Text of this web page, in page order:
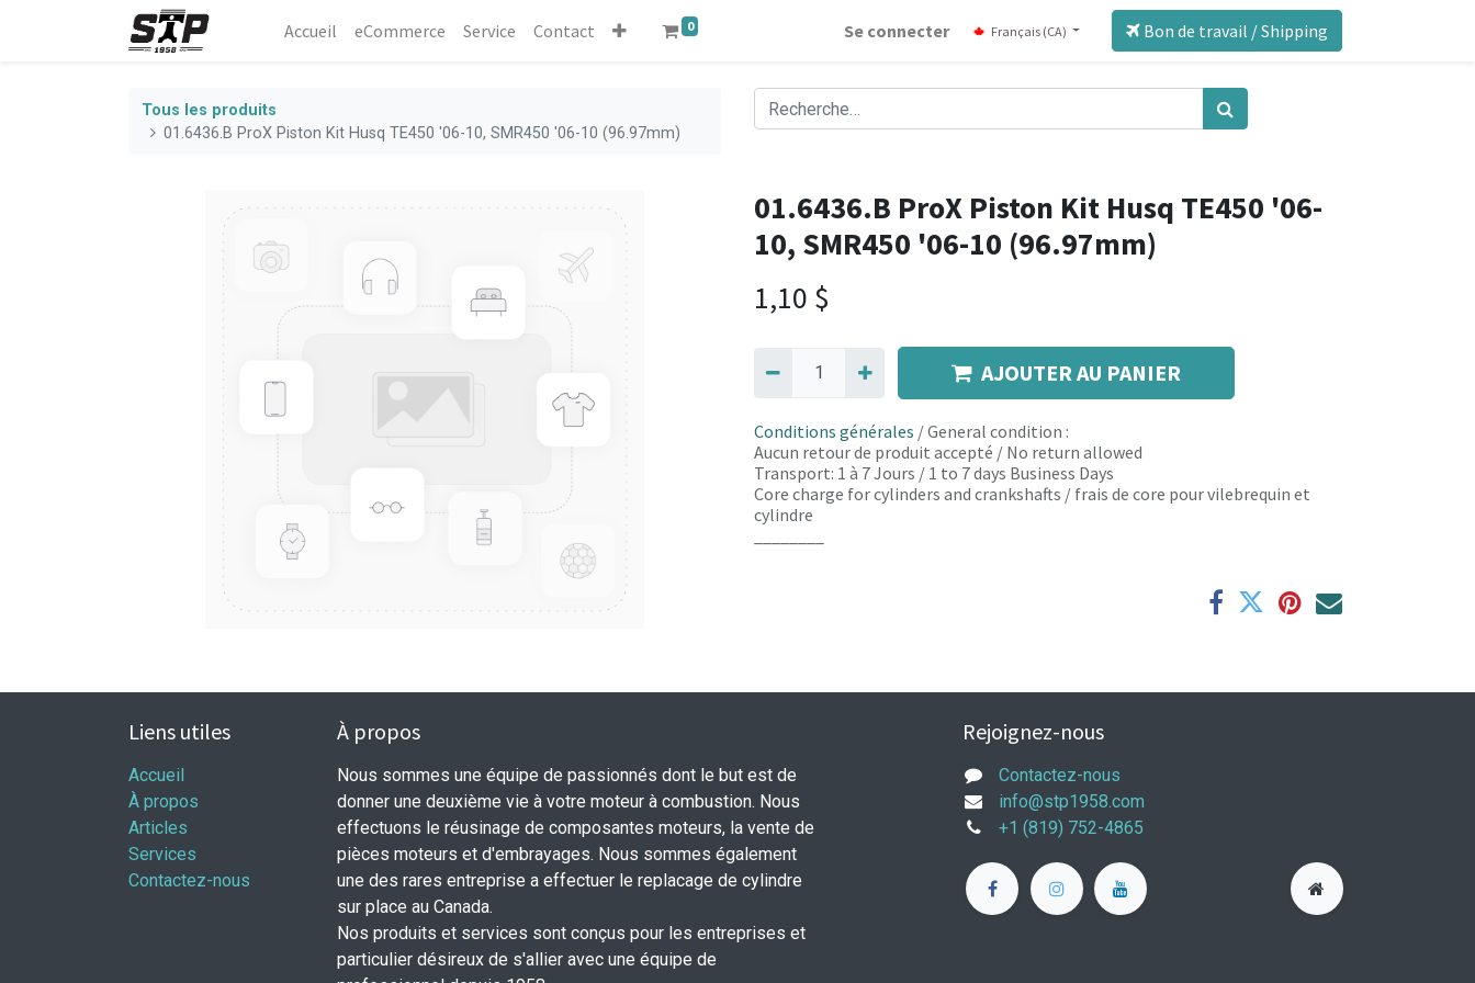
Accueil eCommerce​ Service Contact 0 Se connecter Français (CA) Bon de travail / Shipping
Tous les produits
01.6436.B ProX Piston Kit Husq TE450 '06-10, SMR450 '06-10 (96.97mm)
01.6436.B ProX Piston Kit Husq TE450 '06-
10, SMR450 '06-10 (96.97mm)
1,10 $
AJOUTER AU PANIER
Conditions générales / General condition :
Aucun retour de produit accepté / No return allowed
Transport: 1 à 7 Jours / 1 to 7 days Business Days
Core charge for cylinders and crankshafts / frais de core pour vilebrequin et
cylindre
Liens utiles
Accueil
À propos
Articles
Services
Contactez-nous
À propos
Nous sommes une équipe de passionnés dont le but est de
donner une deuxième vie à votre moteur à combustion. Nous
effectuons le réusinage de composantes moteurs, la vente de
pièces moteurs et d'embrayages. Nous sommes également
une des rares entreprise a effectuer le replacage de cylindre
sur place au Canada.
Nos produits et services sont conçus pour les entreprises et
particulier désireux de s'allier avec une équipe de
Rejoignez-nous
Contactez-nous
info@stp1958.com
+1 (819) 752-4865